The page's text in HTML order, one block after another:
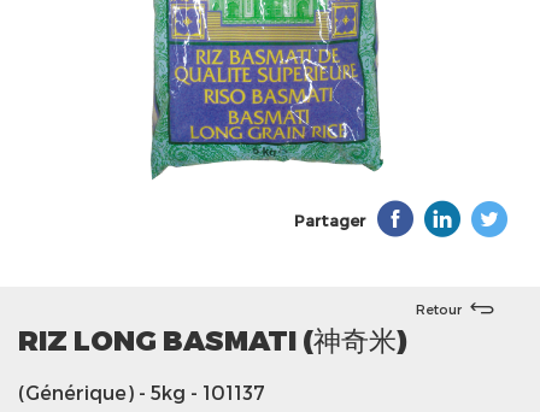
Partager
Retour
RIZ LONG BASMATI (神奇米)
(Générique) - 5kg - 101137